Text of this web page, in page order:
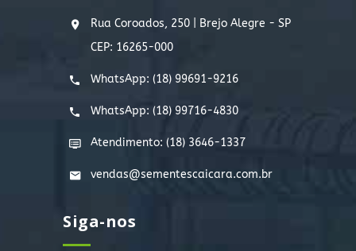
Rua Coroados, 250 | Brejo Alegre - SP
CEP: 16265-000
WhatsApp: (18) 99691-9216
WhatsApp: (18) 99716-4830
Atendimento: (18) 3646-1337
vendas@sementescaicara.com.br
Siga-nos